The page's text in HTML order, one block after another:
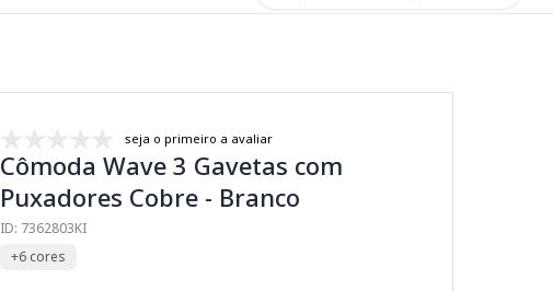
seja o primeiro a avaliar
Cômoda Wave 3 Gavetas com
Puxadores Cobre - Branco
ID: 7362803KI
+6 cores